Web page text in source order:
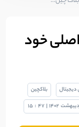
اصلی خود
دیجیتال
بلاکچین
1402
|
47
:
15